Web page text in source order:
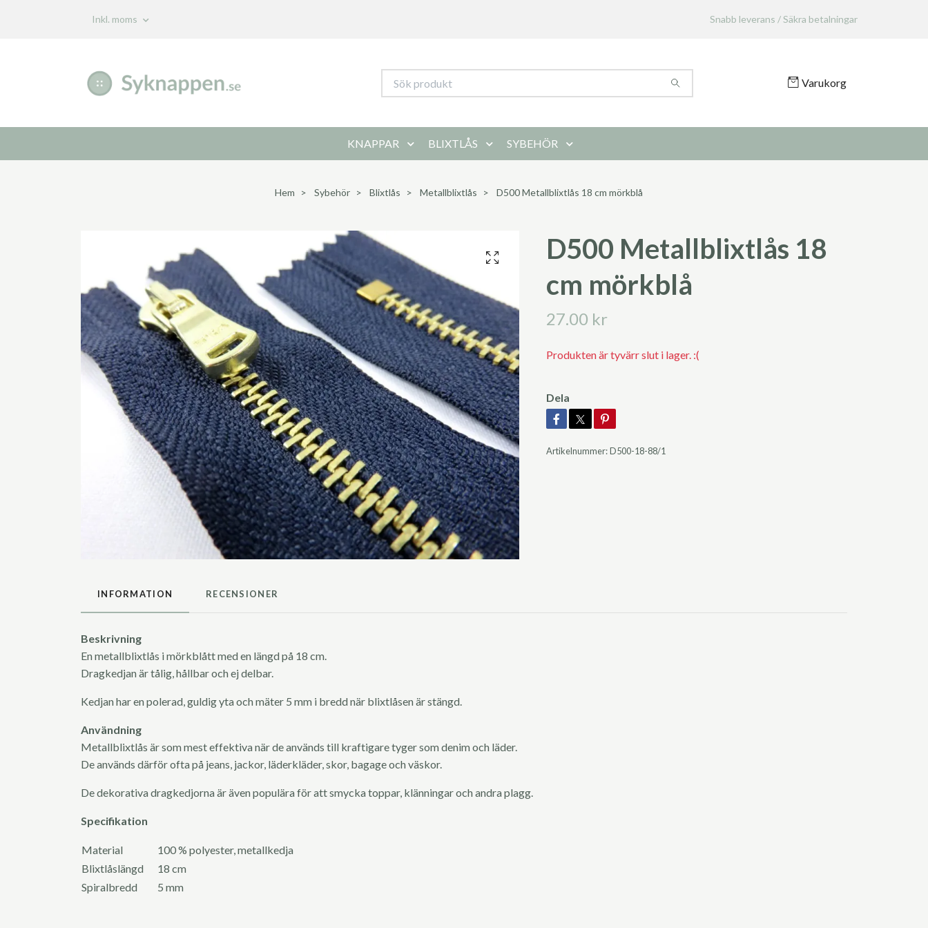
Inkl. moms Snabb leverans / Säkra betalningar
Varukorg
KNAPPAR BLIXTLÅS SYBEHÖR
Hem Sybehör Blixtlås Metallblixtlås D500 Metallblixtlås 18 cm mörkblå
D500 Metallblixtlås 18
cm mörkblå
27.00 kr
Produkten är tyvärr slut i lager. :(
Dela
Artikelnummer:D500-18-88/1
INFORMATION RECENSIONER
Beskrivning
En metallblixtlås i mörkblått med en längd på 18 cm.
Dragkedjan är tålig, hållbar och ej delbar.
Kedjan har en polerad, guldig yta och mäter 5 mm i bredd när blixtlåsen är stängd.
Användning
Metallblixtlås är som mest effektiva när de används till kraftigare tyger som denim och läder.
De används därför ofta på jeans, jackor, läderkläder, skor, bagage och väskor.
De dekorativa dragkedjorna är även populära för att smycka toppar, klänningar och andra plagg.
Specifikation
Material
100 % polyester, metallkedja
Blixtlåslängd
18 cm
Spiralbredd
5 mm